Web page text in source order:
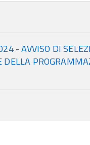
- AVVISO DI